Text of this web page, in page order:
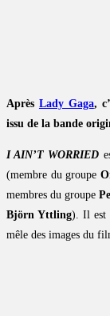
Après Lady Gaga,
issu de la bande
I AIN’T WORRIED
(membre du groupe
membres du groupe
Björn Yttling). Il est
mêle des images du